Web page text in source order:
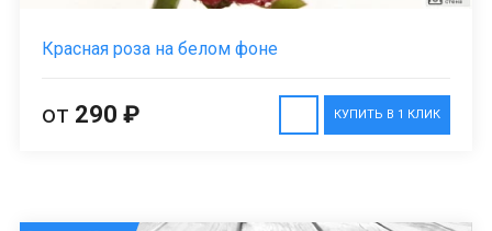
Красная роза на белом фоне
КУПИТЬ В 1 КЛИК
от 290 ₽